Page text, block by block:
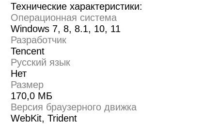
Технические характеристики:
Операционная система
Windows 7, 8, 8.1, 10, 11
Разработчик
Tencent
Русский язык
Нет
Размер
170,0 МБ
Версия браузерного движка
WebKit, Trident